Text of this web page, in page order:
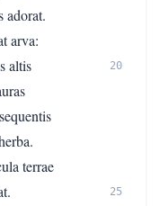
adorat.
arva:
altis
20
terrae
25